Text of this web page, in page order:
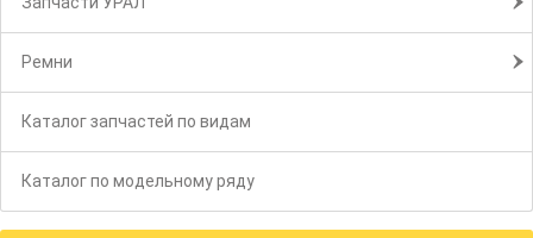
Ремни
Каталог запчастей по видам
Каталог по модельному ряду